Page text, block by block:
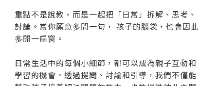
重點不是說教，而是一起把「日常」拆解、思考、
討論。當你願意多問一句， 孩子的腦袋，也會因此
多開一扇窗。
日常生活中的每個小細節，都可以成為親子互動和
學習的機會。透過提問、討論和引導，我們不僅能